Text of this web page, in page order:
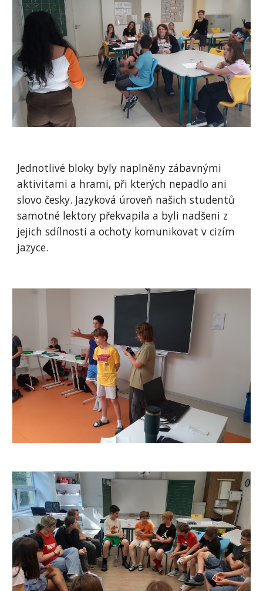
Jednotlivé bloky byly naplněny zábavnými
aktivitami a hrami, při kterých nepadlo ani
slovo česky. Jazyková úroveň našich studentů
samotné lektory překvapila a byli nadšeni z
jejich sdílnosti a ochoty komunikovat v cizím
jazyce.